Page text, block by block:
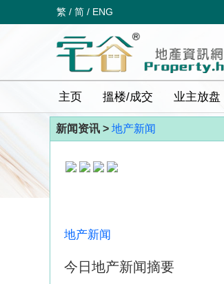
繁 / 简 / ENG
主页 搵楼/成交 业主放盘
新闻资讯 > 地产新闻
地产新闻
今日地产新闻摘要